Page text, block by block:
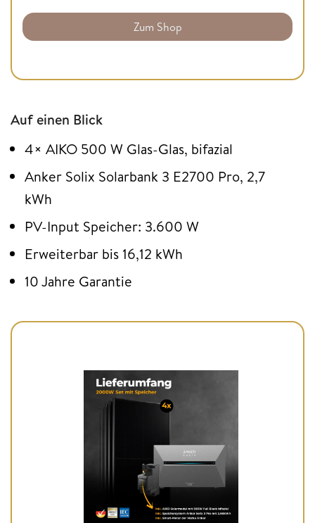
Zum Shop
Auf einen Blick
4× AIKO 500 W Glas-Glas, bifazial
Anker Solix Solarbank 3 E2700 Pro, 2,7
kWh
PV-Input Speicher: 3.600 W
Erweiterbar bis 16,12 kWh
10 Jahre Garantie